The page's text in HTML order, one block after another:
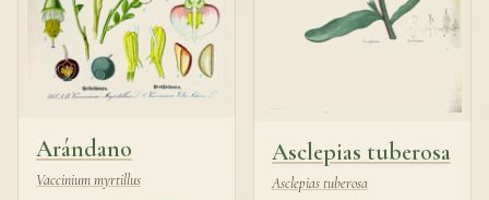
Arándano
Vaccinium myrtillus
Asclepias tuberosa
Asclepias tuberosa